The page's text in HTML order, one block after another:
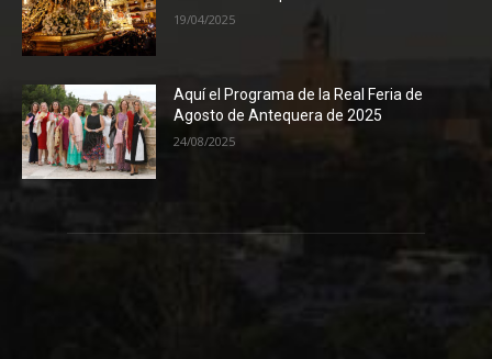
19/04/2025
Aquí el Programa de la Real Feria de
Agosto de Antequera de 2025
24/08/2025